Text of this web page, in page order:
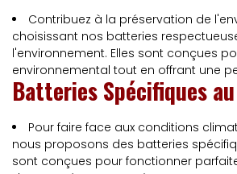
Contribuez à la préservation de
choisissant nos batteries
l'environnement. Elles sont conçues
environnemental tout en offrant une
Batteries Spécifiques
Pour faire face aux conditions
nous proposons des batteries
sont conçues pour fonctionner